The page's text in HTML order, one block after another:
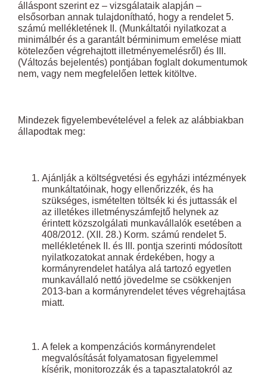
álláspont szerint ez – vizsgálataik alapján –
elsősorban annak tulajdonítható, hogy a rendelet 5.
számú mellékletének II. (Munkáltatói nyilatkozat a
minimálbér és a garantált bérminimum emelése miatt
kötelezően végrehajtott illetményemelésről) és III.
(Változás bejelentés) pontjában foglalt dokumentumok
nem, vagy nem megfelelően lettek kitöltve.
Mindezek figyelembevételével a felek az alábbiakban
állapodtak meg:
Ajánlják a költségvetési és egyházi intézmények
munkáltatóinak, hogy ellenőrizzék, és ha
szükséges, ismételten töltsék ki és juttassák el
az illetékes illetményszámfejtő helynek az
érintett közszolgálati munkavállalók esetében a
408/2012. (XII. 28.) Korm. számú rendelet 5.
mellékletének II. és III. pontja szerinti módosított
nyilatkozatokat annak érdekében, hogy a
kormányrendelet hatálya alá tartozó egyetlen
munkavállaló nettó jövedelme se csökkenjen
2013-ban a kormányrendelet téves végrehajtása
miatt.
A felek a kompenzációs kormányrendelet
megvalósítását folyamatosan figyelemmel
kísérik, monitorozzák és a tapasztalatokról az